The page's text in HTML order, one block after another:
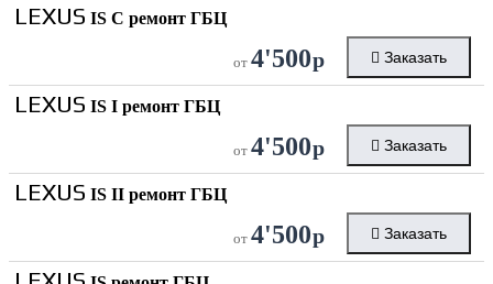
LEXUS IS C ремонт ГБЦ
от 4'500р Заказать
LEXUS IS I ремонт ГБЦ
от 4'500р Заказать
LEXUS IS II ремонт ГБЦ
от 4'500р Заказать